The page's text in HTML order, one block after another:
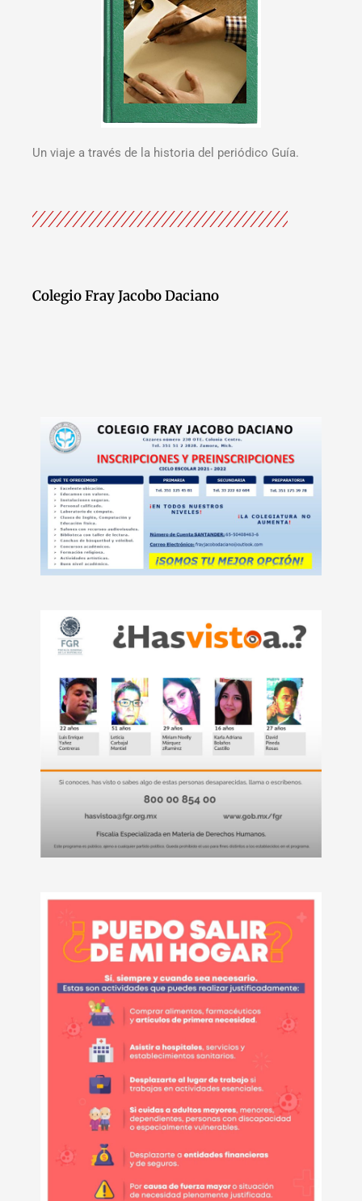
Un viaje a través de la historia del periódico Guía.
Colegio Fray Jacobo Daciano